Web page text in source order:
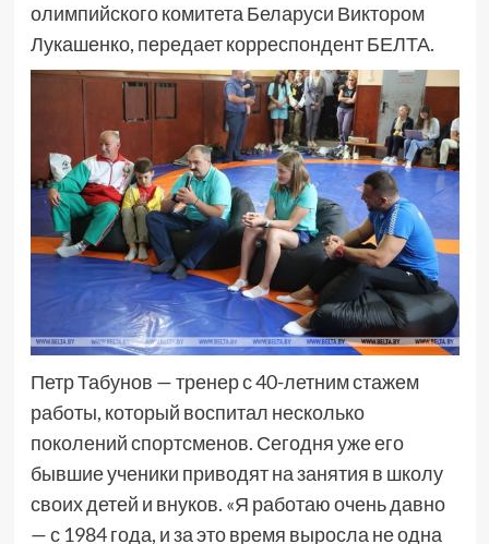
олимпийского комитета Беларуси Виктором
Лукашенко, передает корреспондент БЕЛТА.
Петр Табунов — тренер с 40-летним стажем
работы, который воспитал несколько
поколений спортсменов. Сегодня уже его
бывшие ученики приводят на занятия в школу
своих детей и внуков. «Я работаю очень давно
— с 1984 года, и за это время выросла не одна